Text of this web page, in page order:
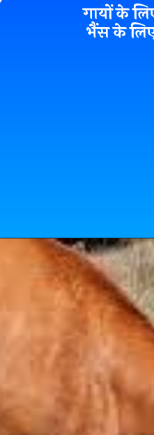
गायों के
भैंस के